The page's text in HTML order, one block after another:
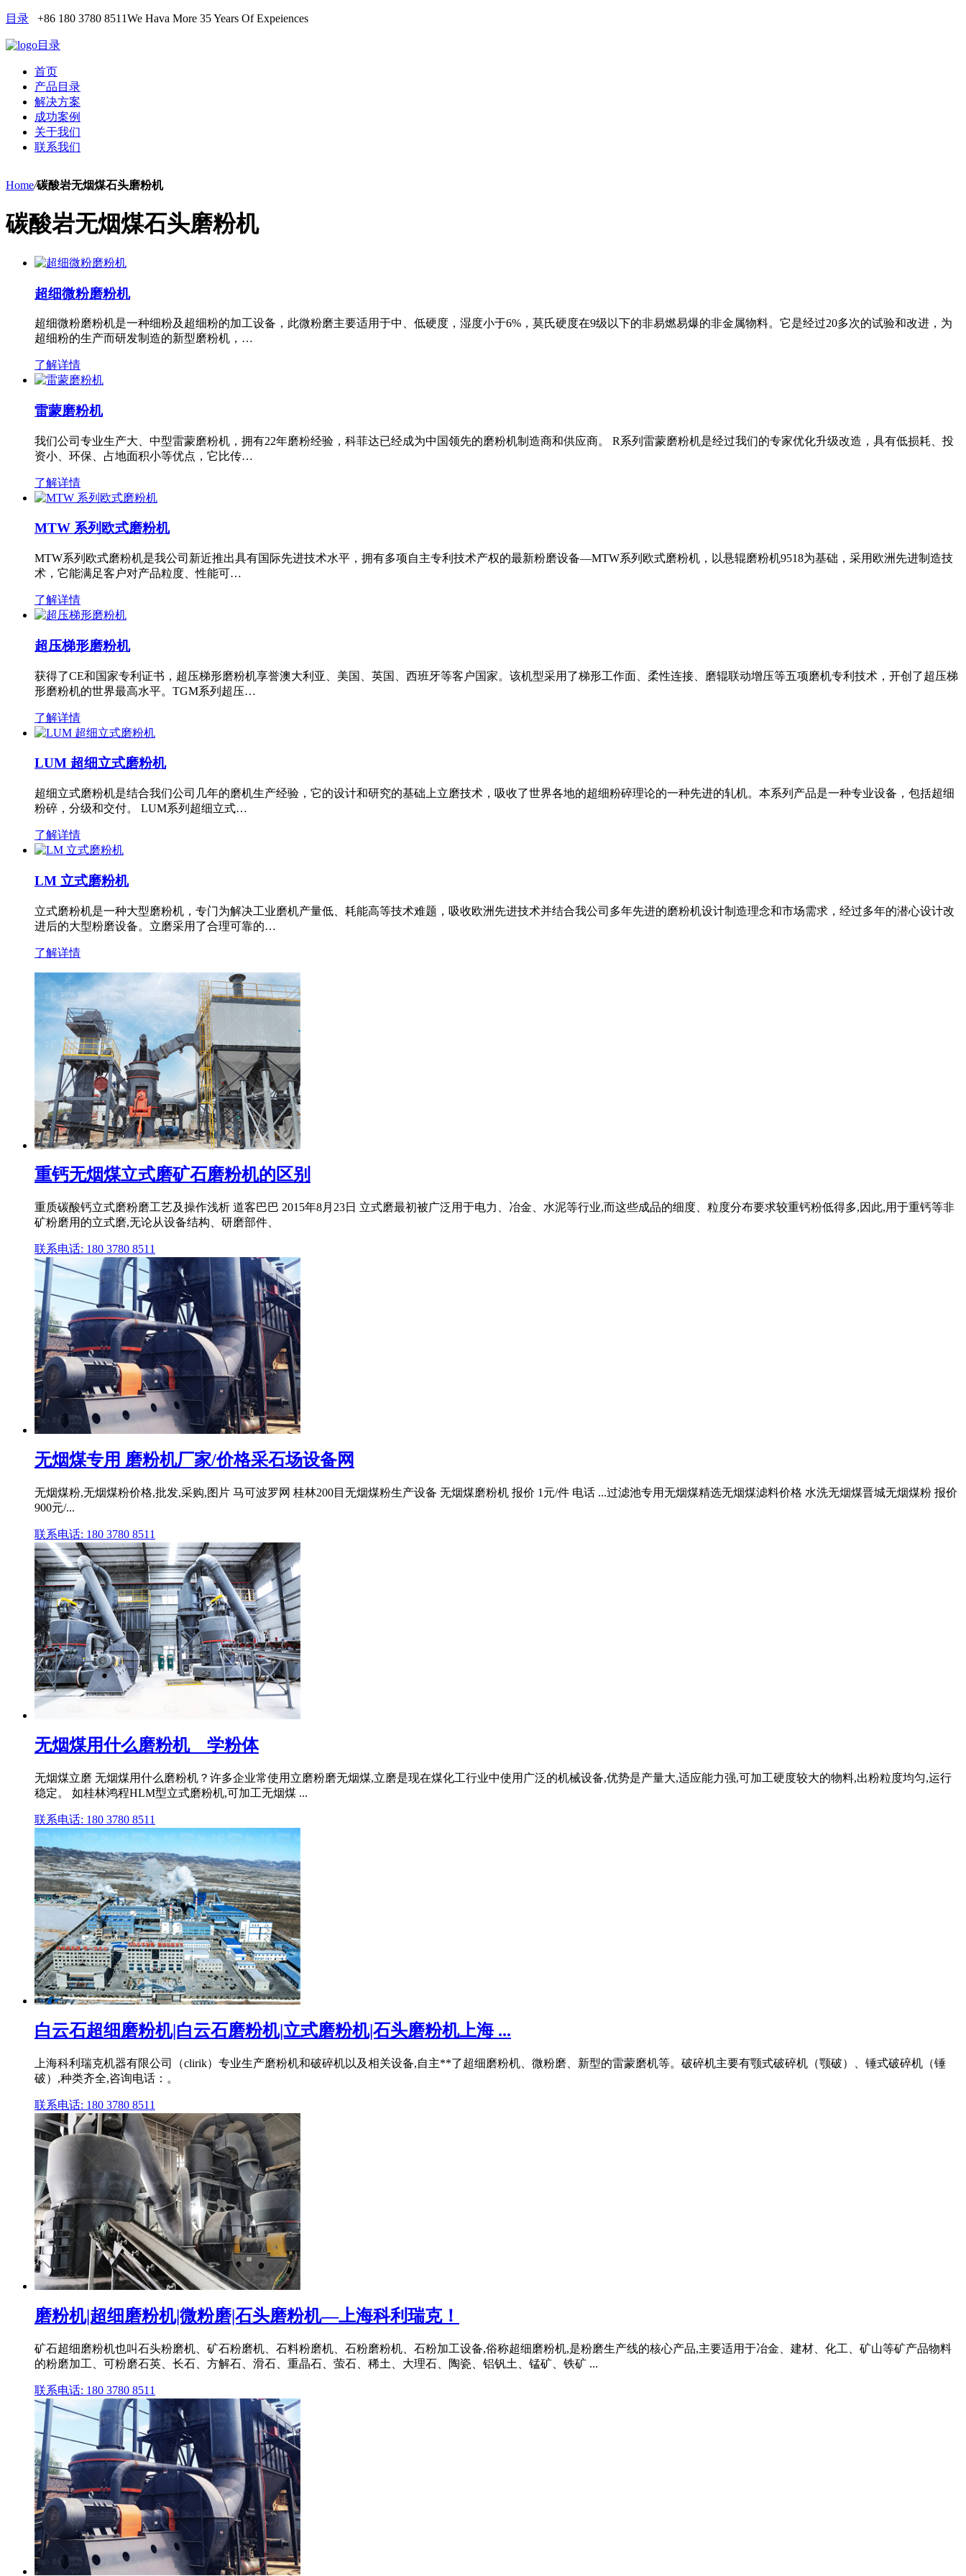
目录 +86 180 3780 8511We Hava More 35 Years Of Expeiences
目录
首页
产品目录
解决方案
成功案例
关于我们
联系我们
Home/碳酸岩无烟煤石头磨粉机
碳酸岩无烟煤石头磨粉机
超细微粉磨粉机
超细微粉磨粉机是一种细粉及超细粉的加工设备，此微粉磨主要适用于中、低硬度，湿度小于6%，莫氏硬度在9级以下的非易燃易爆的非金属物料。它是经过20多次的试验和改进，为
超细粉的生产而研发制造的新型磨粉机，…
了解详情
雷蒙磨粉机
我们公司专业生产大、中型雷蒙磨粉机，拥有22年磨粉经验，科菲达已经成为中国领先的磨粉机制造商和供应商。 R系列雷蒙磨粉机是经过我们的专家优化升级改造，具有低损耗、投
资小、环保、占地面积小等优点，它比传…
了解详情
MTW 系列欧式磨粉机
MTW系列欧式磨粉机是我公司新近推出具有国际先进技术水平，拥有多项自主专利技术产权的最新粉磨设备—MTW系列欧式磨粉机，以悬辊磨粉机9518为基础，采用欧洲先进制造技
术，它能满足客户对产品粒度、性能可…
了解详情
超压梯形磨粉机
获得了CE和国家专利证书，超压梯形磨粉机享誉澳大利亚、美国、英国、西班牙等客户国家。该机型采用了梯形工作面、柔性连接、磨辊联动增压等五项磨机专利技术，开创了超压梯
形磨粉机的世界最高水平。TGM系列超压…
了解详情
LUM 超细立式磨粉机
超细立式磨粉机是结合我们公司几年的磨机生产经验，它的设计和研究的基础上立磨技术，吸收了世界各地的超细粉碎理论的一种先进的轧机。本系列产品是一种专业设备，包括超细
粉碎，分级和交付。 LUM系列超细立式…
了解详情
LM 立式磨粉机
立式磨粉机是一种大型磨粉机，专门为解决工业磨机产量低、耗能高等技术难题，吸收欧洲先进技术并结合我公司多年先进的磨粉机设计制造理念和市场需求，经过多年的潜心设计改
进后的大型粉磨设备。立磨采用了合理可靠的…
了解详情
重钙无烟煤立式磨矿石磨粉机的区别
重质碳酸钙立式磨粉磨工艺及操作浅析 道客巴巴 2015年8月23日 立式磨最初被广泛用于电力、冶金、水泥等行业,而这些成品的细度、粒度分布要求较重钙粉低得多,因此,用于重钙等非
矿粉磨用的立式磨,无论从设备结构、研磨部件、
联系电话: 180 3780 8511
无烟煤专用 磨粉机厂家/价格采石场设备网
无烟煤粉,无烟煤粉价格,批发,采购,图片 马可波罗网 桂林200目无烟煤粉生产设备 无烟煤磨粉机 报价 1元/件 电话 ...过滤池专用无烟煤精选无烟煤滤料价格 水洗无烟煤晋城无烟煤粉 报价
900元/...
联系电话: 180 3780 8511
无烟煤用什么磨粉机 _ 学粉体
无烟煤立磨 无烟煤用什么磨粉机？许多企业常使用立磨粉磨无烟煤,立磨是现在煤化工行业中使用广泛的机械设备,优势是产量大,适应能力强,可加工硬度较大的物料,出粉粒度均匀,运行
稳定。 如桂林鸿程HLM型立式磨粉机,可加工无烟煤 ...
联系电话: 180 3780 8511
白云石超细磨粉机|白云石磨粉机|立式磨粉机|石头磨粉机上海 ...
上海科利瑞克机器有限公司（clirik）专业生产磨粉机和破碎机以及相关设备,自主**了超细磨粉机、微粉磨、新型的雷蒙磨机等。破碎机主要有颚式破碎机（颚破）、锤式破碎机（锤
破）,种类齐全,咨询电话：。
联系电话: 180 3780 8511
磨粉机|超细磨粉机|微粉磨|石头磨粉机—上海科利瑞克！
矿石超细磨粉机也叫石头粉磨机、矿石粉磨机、石料粉磨机、石粉磨粉机、石粉加工设备,俗称超细磨粉机,是粉磨生产线的核心产品,主要适用于冶金、建材、化工、矿山等矿产品物料
的粉磨加工、可粉磨石英、长石、方解石、滑石、重晶石、萤石、稀土、大理石、陶瓷、铝钒土、锰矿、铁矿 ...
联系电话: 180 3780 8511